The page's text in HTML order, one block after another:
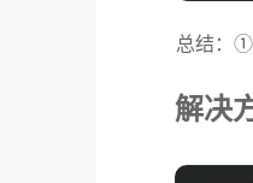
总结：①
解决